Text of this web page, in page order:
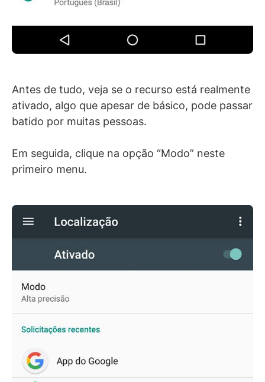
Antes de tudo, veja se o recurso está realmente
ativado, algo que apesar de básico, pode passar
batido por muitas pessoas.
Em seguida, clique na opção “Modo” neste
primeiro menu.